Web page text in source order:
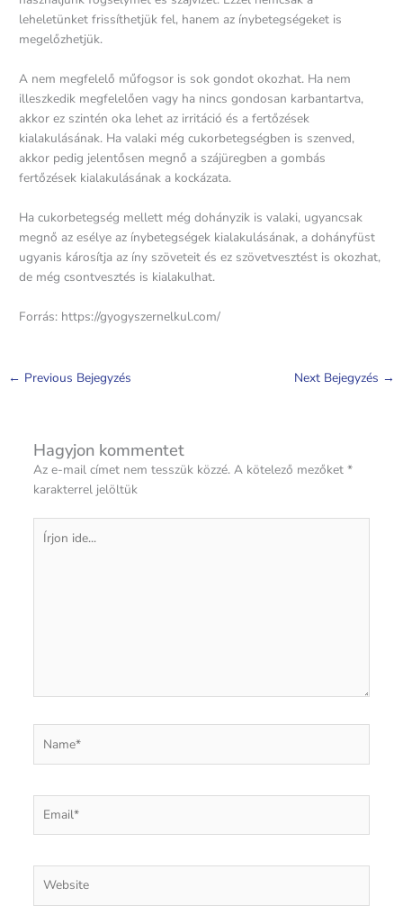
leheletünket frissíthetjük fel, hanem az ínybetegségeket is
megelőzhetjük.
A nem megfelelő műfogsor is sok gondot okozhat. Ha nem
illeszkedik megfelelően vagy ha nincs gondosan karbantartva,
akkor ez szintén oka lehet az irritáció és a fertőzések
kialakulásának. Ha valaki még cukorbetegségben is szenved,
akkor pedig jelentősen megnő a szájüregben a gombás
fertőzések kialakulásának a kockázata.
Ha cukorbetegség mellett még dohányzik is valaki, ugyancsak
megnő az esélye az ínybetegségek kialakulásának, a dohányfüst
ugyanis károsítja az íny szöveteit és ez szövetvesztést is okozhat,
de még csontvesztés is kialakulhat.
Forrás: https://gyogyszernelkul.com/
← Previous Bejegyzés Next Bejegyzés →
Hagyjon kommentet
Az e-mail címet nem tesszük közzé. A kötelező mezőket *
karakterrel jelöltük
Írjon
ide...